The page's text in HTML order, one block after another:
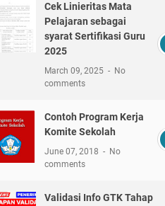
Cek Linieritas Mata
Pelajaran sebagai
syarat Sertifikasi Guru
2025
March 09, 2025
No
comments
Contoh Program Kerja
Komite Sekolah
June 07, 2018
No
comments
Validasi Info GTK Tahap